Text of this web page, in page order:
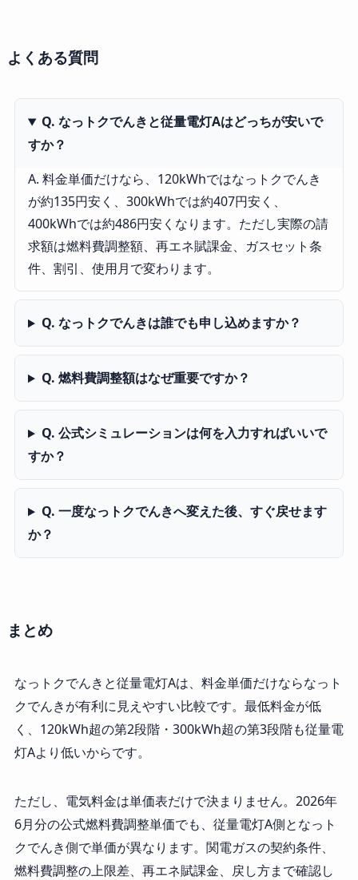
よくある質問
Q. なっトクでんきと従量電灯Aはどっちが安いで
すか？
A. 料金単価だけなら、120kWhではなっトクでんき
が約135円安く、300kWhでは約407円安く、
400kWhでは約486円安くなります。ただし実際の請
求額は燃料費調整額、再エネ賦課金、ガスセット条
件、割引、使用月で変わります。
Q. なっトクでんきは誰でも申し込めますか？
Q. 燃料費調整額はなぜ重要ですか？
Q. 公式シミュレーションは何を入力すればいいで
すか？
Q. 一度なっトクでんきへ変えた後、すぐ戻せます
か？
まとめ
なっトクでんきと従量電灯Aは、料金単価だけならなっト
クでんきが有利に見えやすい比較です。最低料金が低
く、120kWh超の第2段階・300kWh超の第3段階も従量電
灯Aより低いからです。
ただし、電気料金は単価表だけで決まりません。2026年
6月分の公式燃料費調整単価でも、従量電灯A側となっト
クでんき側で単価が異なります。関電ガスの契約条件、
燃料費調整の上限差、再エネ賦課金、戻し方まで確認し